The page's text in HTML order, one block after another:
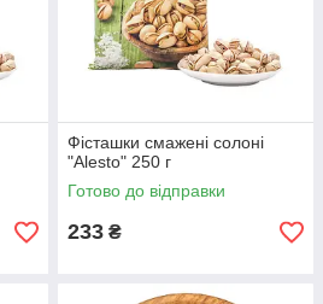
Фісташки смажені солоні
"Alesto" 250 г
Готово до відправки
233 ₴